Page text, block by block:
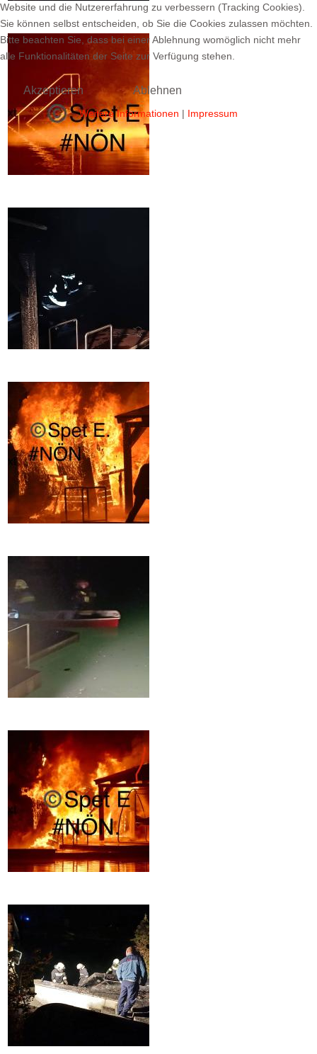
Website und die Nutzererfahrung zu verbessern (Tracking Cookies).
Sie können selbst entscheiden, ob Sie die Cookies zulassen möchten.
Bitte beachten Sie, dass bei einer Ablehnung womöglich nicht mehr
alle Funktionalitäten der Seite zur Verfügung stehen.
Akzeptieren Ablehnen
Weitere Informationen | Impressum